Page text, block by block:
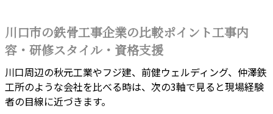
川口市の鉄骨工事企業の比較ポイント工事内
容・研修スタイル・資格支援
川口周辺の秋元工業やフジ建、前健ウェルディング、仲澤鉄
工所のような会社を比べる時は、次の3軸で見ると現場経験
者の目線に近づきます。